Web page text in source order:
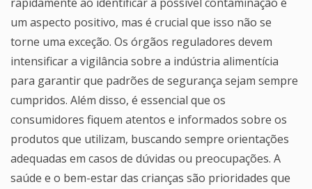
um aspecto positivo, mas é crucial que isso não se
torne uma exceção. Os órgãos reguladores devem
intensificar a vigilância sobre a indústria alimentícia
para garantir que padrões de segurança sejam sempre
cumpridos. Além disso, é essencial que os
consumidores fiquem atentos e informados sobre os
produtos que utilizam, buscando sempre orientações
adequadas em casos de dúvidas ou preocupações. A
saúde e o bem-estar das crianças são prioridades que